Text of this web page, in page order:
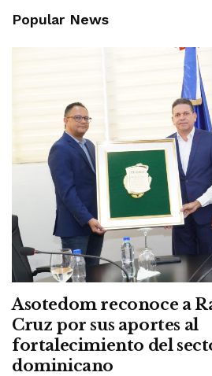
Popular News
Asotedom reconoce a
Cruz por sus aportes al
fortalecimiento del
dominicano